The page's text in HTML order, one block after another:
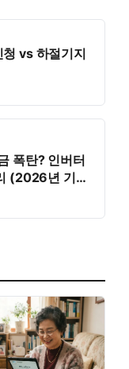
vs 하절기지
폭탄? 인버터
(2026년 기